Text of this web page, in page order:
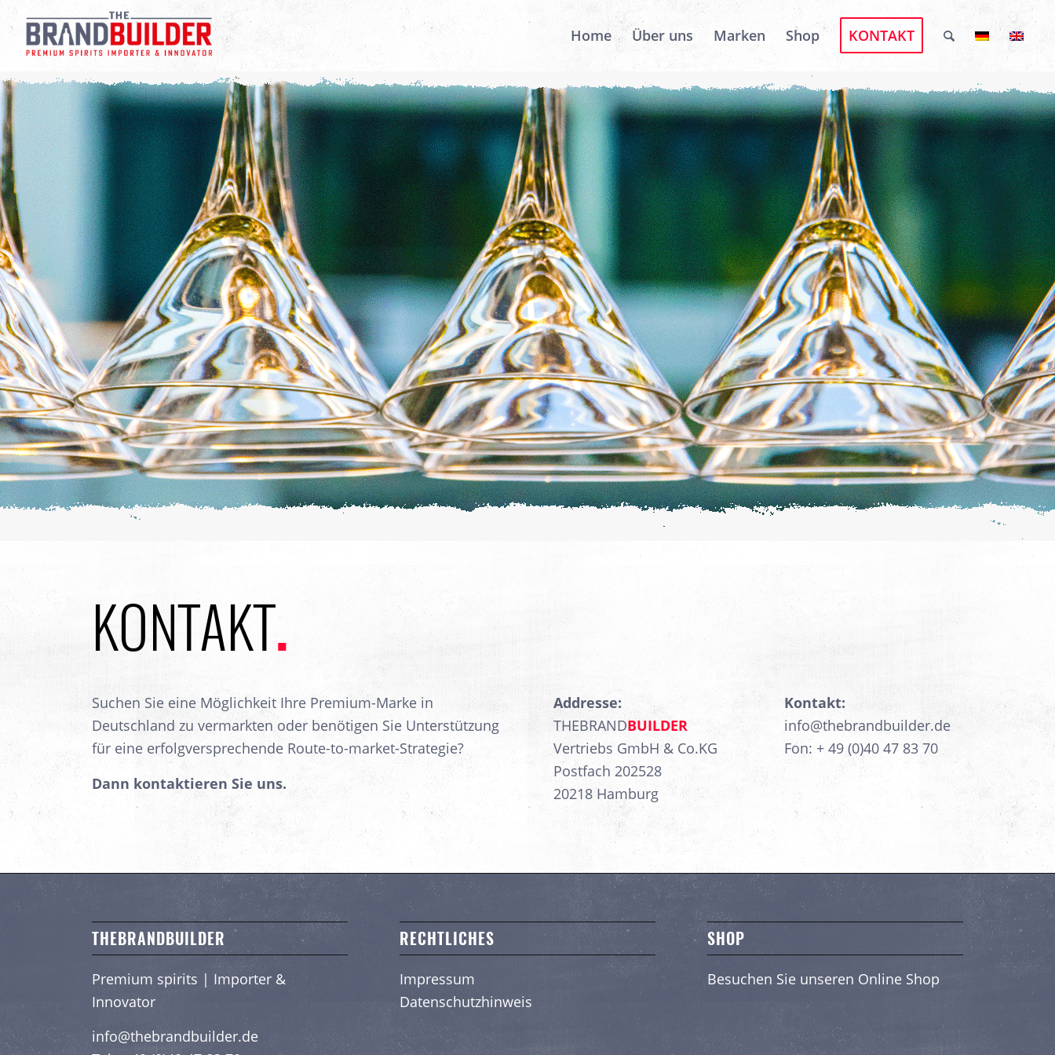
Home Über uns Marken Shop KONTAKT
KONTAKT.
Suchen Sie eine Möglichkeit Ihre Premium-Marke in
Deutschland zu vermarkten oder benötigen Sie Unterstützung
für eine erfolgversprechende Route-to-market-Strategie?
Dann kontaktieren Sie uns.
Addresse:
THEBRANDBUILDER
Vertriebs GmbH & Co.KG
Postfach 202528
20218 Hamburg
Kontakt:
info@thebrandbuilder.de
Fon: + 49 (0)40 47 83 70
THEBRANDBUILDER
Premium spirits | Importer &
Innovator
info@thebrandbuilder.de
RECHTLICHES
Impressum
Datenschutzhinweis
SHOP
Besuchen Sie unseren Online Shop